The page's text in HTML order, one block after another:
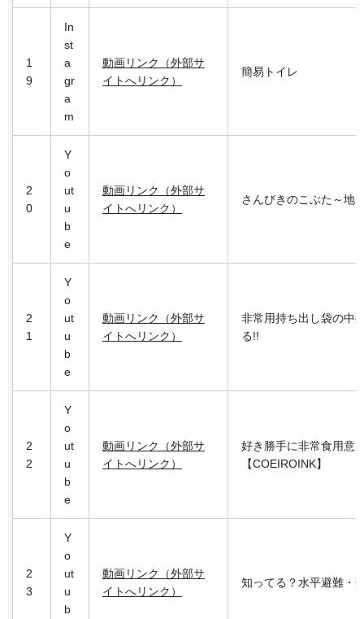
1
9
In
st
a
gr
a
m
動画リンク（外部サ
イトへリンク）
簡易トイレ
2
0
Y
o
ut
u
b
e
動画リンク（外部サ
イトへリンク）
さんびきのこぶた～地
2
1
Y
o
ut
u
b
e
動画リンク（外部サ
イトへリンク）
非常用持ち出し袋の中
る!!
2
2
Y
o
ut
u
b
e
動画リンク（外部サ
イトへリンク）
好き勝手に非常食用意
【COEIROINK】
2
3
Y
o
ut
u
b
動画リンク（外部サ
イトへリンク）
知ってる？水平避難・